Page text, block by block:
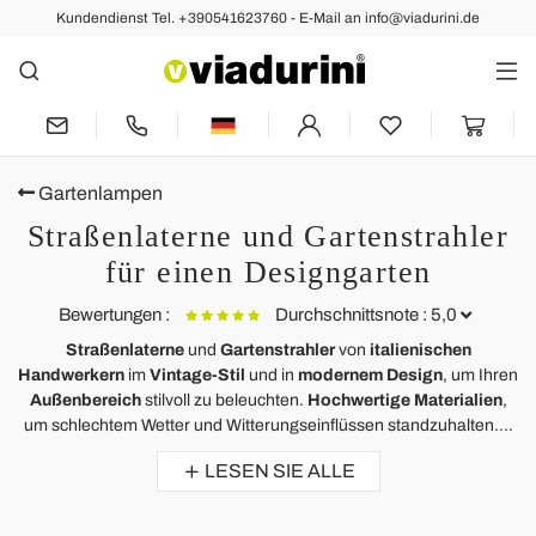
Kundendienst Tel. +390541623760 - E-Mail an info@viadurini.de
Gartenlampen
Straßenlaterne und Gartenstrahler
für einen Designgarten
Bewertungen : Durchschnittsnote : 5,0
Toscot Atlante Sockelleuchte für Außenbeleuchtung
Ich habe 9 Lampen von Aldo Bernardi und 5 Lampen von Toscot für den
Außenbereich gekauft. Den Rechnungsbetrag musste ich im Vorfeld
überweisen und die Ware wurde vertragsgemäß nach 6 Wochen
Straßenlaterneund Gartenstrahlervon italienischen
Handwerkern im Vintage-Stil und in modernem Design, um Ihren
Außenbereichstilvoll zu beleuchten. Hochwertige Materialien,
um schlechtem Wetter und Witterungseinflüssen standzuhalten....
LESEN SIE ALLE